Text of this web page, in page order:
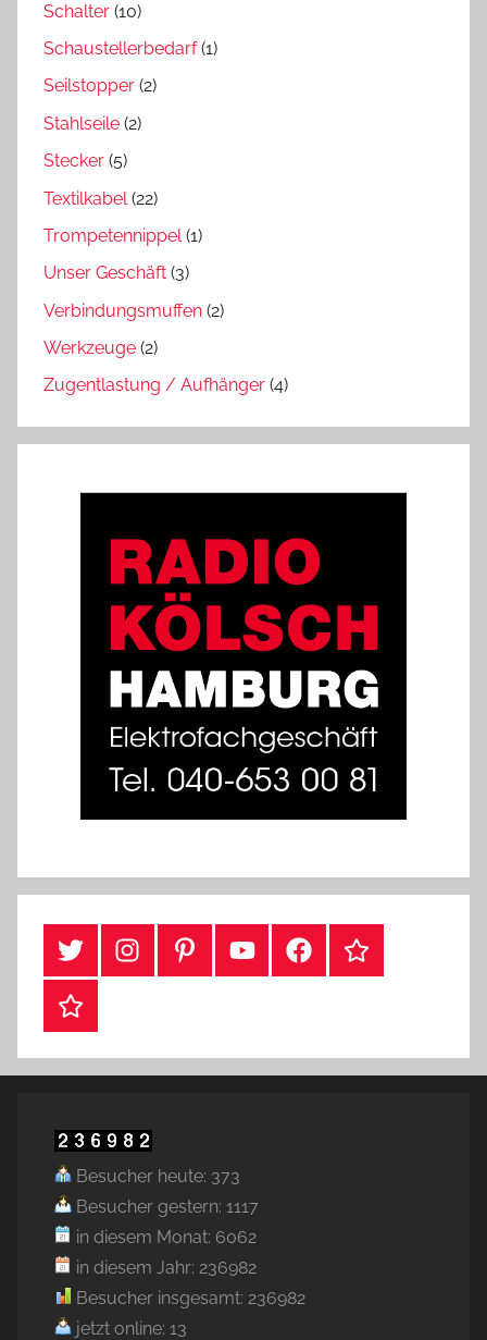
Schalter (10)
Schaustellerbedarf(1)
Seilstopper (2)
Stahlseile (2)
Stecker (5)
Textilkabel (22)
Trompetennippel(1)
Unser Geschäft (3)
Verbindungsmuffen (2)
Werkzeuge (2)
Zugentlastung / Aufhänger (4)
#TwitterInstagramPinterestYouTubeFacebookTikTok
Webshop
Besucher heute: 373
Besucher gestern: 1117
in diesem Monat: 6062
in diesem Jahr: 236982
Besucher insgesamt: 236982
jetzt online: 13